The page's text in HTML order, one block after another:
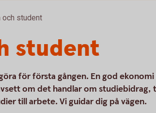
och student
student
för första gången. En god
om det handlar om studiebidrag,
till arbete. Vi guidar dig på vägen.